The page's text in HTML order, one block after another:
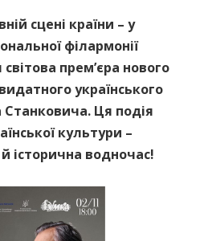
сцені країни – у
філармонії
прем’єра нового
українського
Ця подія
культури –
історична водночас!